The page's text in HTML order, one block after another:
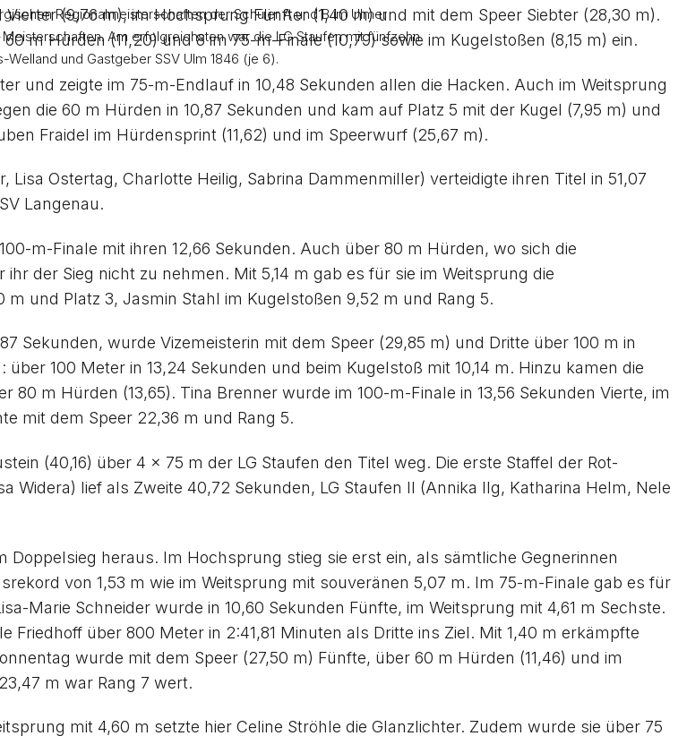
Regionalmeisterschaften der Schüler A und B im Ulmer
Am erfolgreichsten war die LG Staufen mit fünfzehn
und Gastgeber SSV Ulm 1846 (je 6).
(9,76 m), im Hochsprung Fünfter (1,40 m) und mit dem Speer Siebter (28,30 m).
m Hürden (11,20) und 8 im 75-m-Finale (10,79) sowie im Kugelstoßen (8,15 m) ein.
und zeigte im 75-m-Endlauf in 10,48 Sekunden allen die Hacken. Auch im Weitsprung
die 60 m Hürden in 10,87 Sekunden und kam auf Platz 5 mit der Kugel (7,95 m) und
Fraidel im Hürdensprint (11,62) und im Speerwurf (25,67 m).
Ostertag, Charlotte Heilig, Sabrina Dammenmiller) verteidigte ihren Titel in 51,07
Langenau.
m-Finale mit ihren 12,66 Sekunden. Auch über 80 m Hürden, wo sich die
der Sieg nicht zu nehmen. Mit 5,14 m gab es für sie im Weitsprung die
und Platz 3, Jasmin Stahl im Kugelstoßen 9,52 m und Rang 5.
Sekunden, wurde Vizemeisterin mit dem Speer (29,85 m) und Dritte über 100 m in
100 Meter in 13,24 Sekunden und beim Kugelstoß mit 10,14 m. Hinzu kamen die
m Hürden (13,65). Tina Brenner wurde im 100-m-Finale in 13,56 Sekunden Vierte, im
mit dem Speer 22,36 m und Rang 5.
(40,16) über 4 x 75 m der LG Staufen den Titel weg. Die erste Staffel der Rot-
Widera) lief als Zweite 40,72 Sekunden, LG Staufen II (Annika Ilg, Katharina Helm, Nele
Doppelsieg heraus. Im Hochsprung stieg sie erst ein, als sämtliche Gegnerinnen
von 1,53 m wie im Weitsprung mit souveränen 5,07 m. Im 75-m-Finale gab es für
Marie Schneider wurde in 10,60 Sekunden Fünfte, im Weitsprung mit 4,61 m Sechste.
Friedhoff über 800 Meter in 2:41,81 Minuten als Dritte ins Ziel. Mit 1,40 m erkämpfte
wurde mit dem Speer (27,50 m) Fünfte, über 60 m Hürden (11,46) und im
m war Rang 7 wert.
mit 4,60 m setzte hier Celine Ströhle die Glanzlichter. Zudem wurde sie über 75